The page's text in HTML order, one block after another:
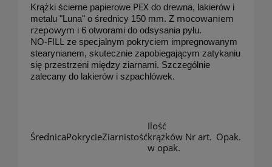
Krążki ścierne papierowe PEX do drewna, lakierów i
metalu "Luna" o średnicy 150 mm. Z mocowaniem
rzepowym i 6 otworami do odsysania pyłu.
NO-FILL ze specjalnym pokryciem impregnowanym
stearynianem, skutecznie zapobiegającym zatykaniu
się przestrzeni między ziarnami. Szczególnie
zalecany do lakierów i szpachlówek.
ŚrednicaPokrycieZiarnistość
Ilość
krążków
w opak.
Nr art. Opak.